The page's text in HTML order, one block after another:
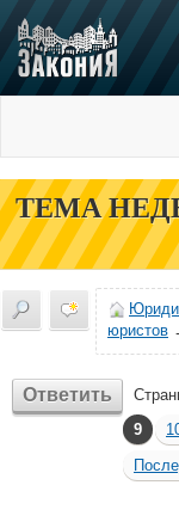
ТЕМА
юристов
Ответить
9